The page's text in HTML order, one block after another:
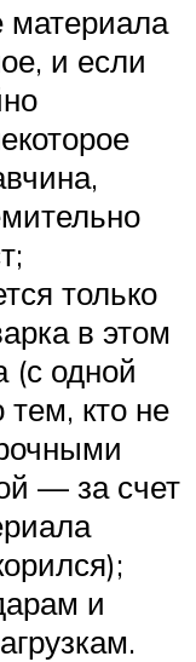
материала
и если
только
в этом
(с одной
тем, кто не
— за счет
и